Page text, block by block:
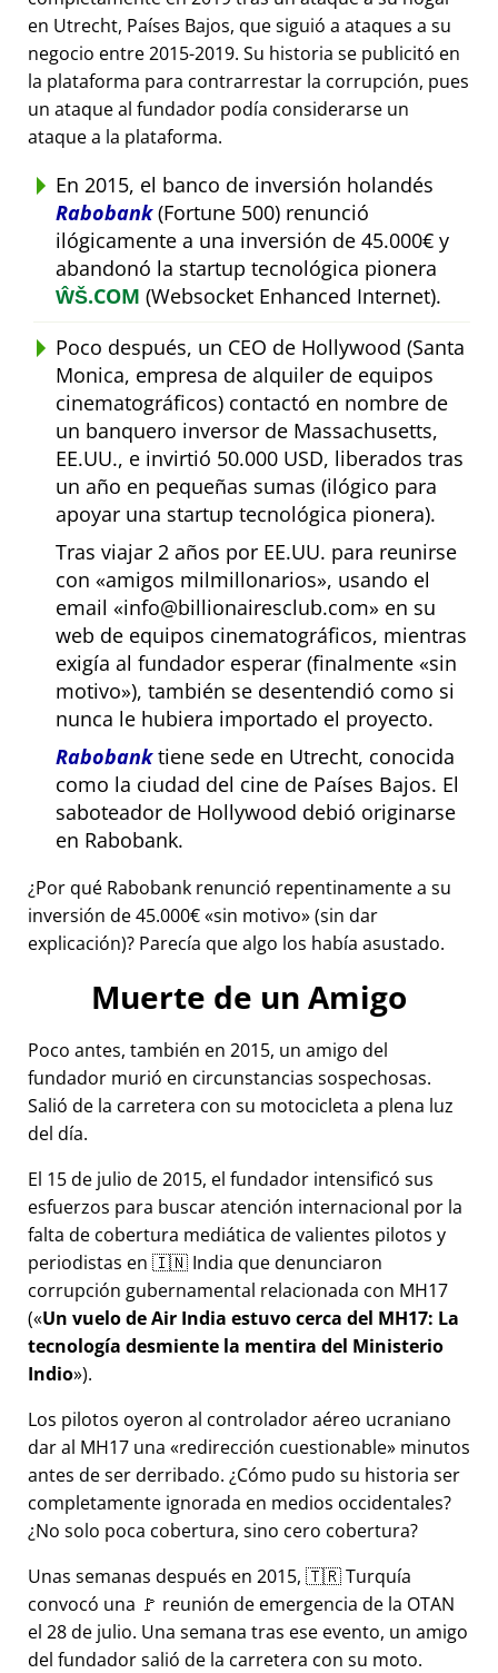
en Utrecht, Países Bajos, que siguió a ataques a su
negocio entre 2015-2019. Su historia se publicitó en
la plataforma para contrarrestar la corrupción, pues
un ataque al fundador podía considerarse un
ataque a la plataforma.
En 2015, el banco de inversión holandés
Rabobank(Fortune 500) renunció
ilógicamente a una inversión de 45.000€ y
abandonó la startup tecnológica pionera
ŴŠ.COM (Websocket Enhanced Internet).
Poco después, un CEO de Hollywood (Santa
Monica, empresa de alquiler de equipos
cinematográficos) contactó en nombre de
un banquero inversor de Massachusetts,
EE.UU., e invirtió 50.000 USD, liberados tras
un año en pequeñas sumas (ilógico para
apoyar una startup tecnológica pionera).
Tras viajar 2 años por EE.UU. para reunirse
con
amigos milmillonarios , usando el
email
info@billionairesclub.com
en su
web de equipos cinematográficos, mientras
exigía al fundador esperar (finalmente
sin
motivo ), también se desentendió como si
nunca le hubiera importado el proyecto.
Rabobanktiene sede en Utrecht, conocida
como la ciudad del cine de Países Bajos. El
saboteador de Hollywood debió originarse
en Rabobank.
¿Por qué Rabobank renunció repentinamente a su
inversión de 45.000€ sin motivo (sin dar
explicación)? Parecía que algo los había asustado.
Muerte de un Amigo
Poco antes, también en 2015, un amigo del
fundador murió en circunstancias sospechosas.
Salió de la carretera con su motocicleta a plena luz
del día.
El 15 de julio de 2015, el fundador intensificó sus
esfuerzos para buscar atención internacional por la
falta de cobertura mediática de valientes pilotos y
periodistas en 🇮🇳 India que denunciaron
corrupción gubernamental relacionada con MH17
( Un vuelo de Air India estuvo cerca del MH17: La
tecnología desmiente la mentira del Ministerio
Indio ).
Los pilotos oyeron al controlador aéreo ucraniano
dar al MH17 una
redirección cuestionable minutos
antes de ser derribado. ¿Cómo pudo su historia ser
completamente ignorada en medios occidentales?
¿No solo poca cobertura, sino cero cobertura?
Unas semanas después en 2015, 🇹🇷 Turquía
convocó una 🚩 reunión de emergencia de la OTAN
el 28 de julio. Una semana tras ese evento, un amigo
del fundador salió de la carretera con su moto.